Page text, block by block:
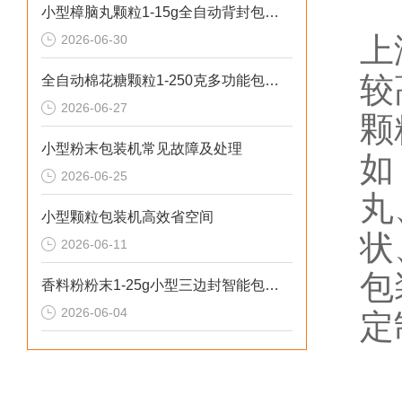
小型樟脑丸颗粒1-15g全自动背封包装机哪家好
2026-06-30
全自动棉花糖颗粒1-250克多功能包装机新型号
2026-06-27
小型粉末包装机常见故障及处理
2026-06-25
小型颗粒包装机高效省空间
2026-06-11
香料粉粉末1-25g小型三边封智能包装机操作简单
2026-06-04
较
状
包